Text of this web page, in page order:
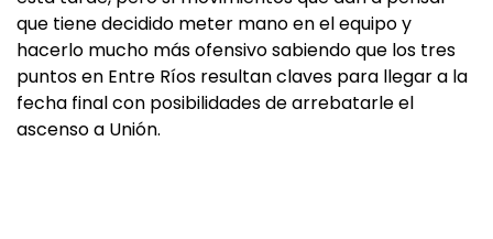
que tiene decidido meter mano en el equipo y
hacerlo mucho más ofensivo sabiendo que los tres
puntos en Entre Ríos resultan claves para llegar a la
fecha final con posibilidades de arrebatarle el
ascenso a Unión.